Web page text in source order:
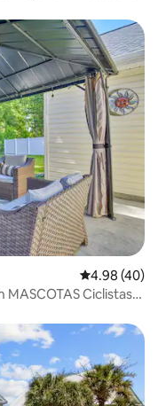
Calificación
4.98 (40)
MASCOTAS Ciclistas